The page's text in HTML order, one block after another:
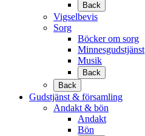
Back
Vigselbevis
Sorg
Böcker om sorg
Minnesgudstjänst
Musik
Back
Back
Gudstjänst & församling
Andakt & bön
Andakt
Bön